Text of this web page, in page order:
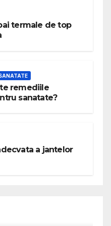
termale de top
remediile
sanatate?
a jantelor